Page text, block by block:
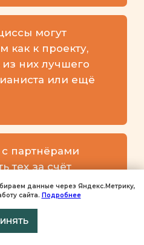
данные через Яндекс.Метрику,
сайта. Подробнее